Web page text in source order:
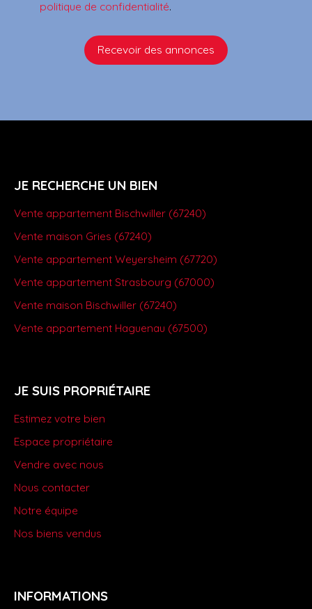
politique de confidentialité.
Recevoir des annonces
JE RECHERCHE UN BIEN
Vente appartement Bischwiller (67240)
Vente maison Gries (67240)
Vente appartement Weyersheim (67720)
Vente appartement Strasbourg (67000)
Vente maison Bischwiller (67240)
Vente appartement Haguenau (67500)
JE SUIS PROPRIÉTAIRE
Estimez votre bien
Espace propriétaire
Vendre avec nous
Nous contacter
Notre équipe
Nos biens vendus
INFORMATIONS